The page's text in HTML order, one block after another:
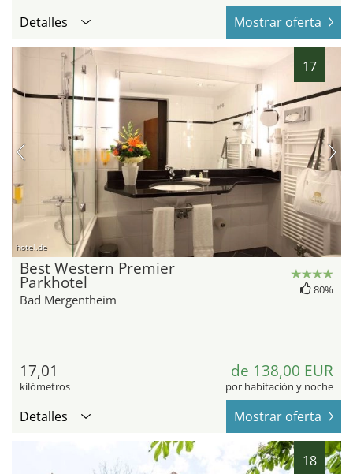
Detalles Mostrar oferta
17
hotel.de
Best Western Premier
Parkhotel
Bad Mergentheim
80%
17,01
kilómetros
de 138,00 EUR
por habitación y noche
Detalles Mostrar oferta
18